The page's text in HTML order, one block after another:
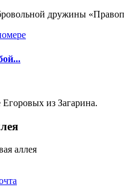
дружины
Егоровых из Загарина.